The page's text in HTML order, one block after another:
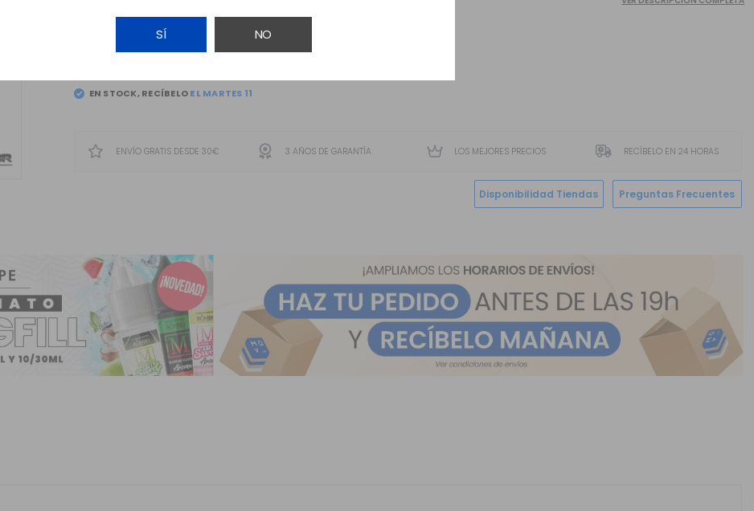
SÍ NO
EN STOCK, RECÍBELO
ENVÍO GRATIS DESDE 30€ 3 AÑOS DE GARANTÍA LOS MEJORES PRECIOS RECÍBELO EN 24 HORAS
Disponibilidad Tiendas Preguntas Frecuentes